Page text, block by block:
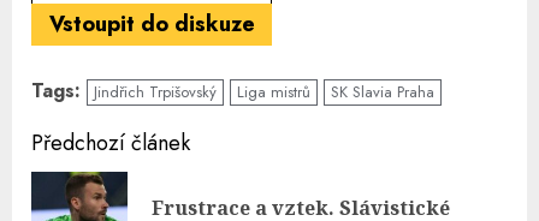
Vstoupit do diskuze
Tags: Jindřich Trpišovský Liga mistrů SK Slavia Praha
Continue
Reading
Předchozí článek
Frustrace a vztek. Slávistické